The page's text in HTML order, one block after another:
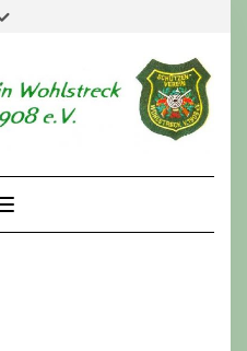
Toggle Navigation